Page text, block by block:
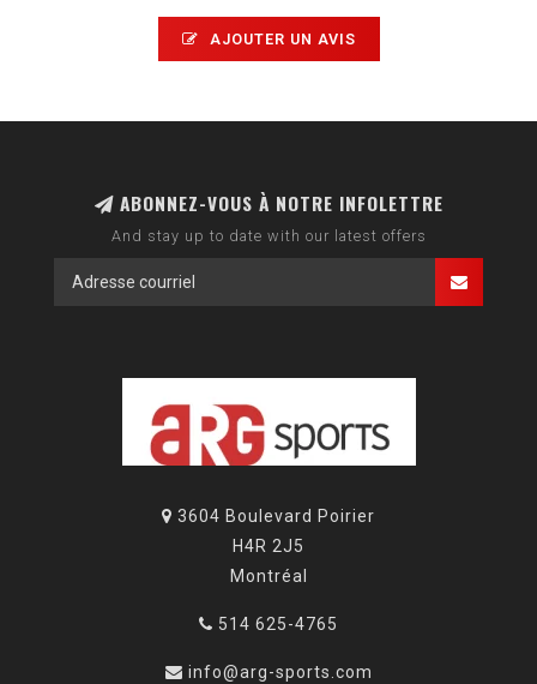
AJOUTER UN AVIS
ABONNEZ-VOUS À NOTRE INFOLETTRE
And stay up to date with our latest offers
3604 Boulevard Poirier
H4R 2J5
Montréal
514 625-4765
info@arg-sports.com